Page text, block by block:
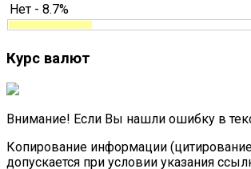
Нет - 8.7%
Курс валют
Внимание! Если Вы нашли ошибку в
Копирование информации
допускается при условии указания